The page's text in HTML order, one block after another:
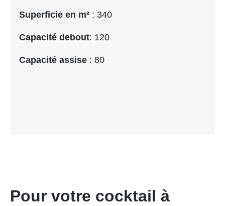
Superficie en m² : 340
Capacité debout: 120
Capacité assise : 80
Pour votre cocktail à